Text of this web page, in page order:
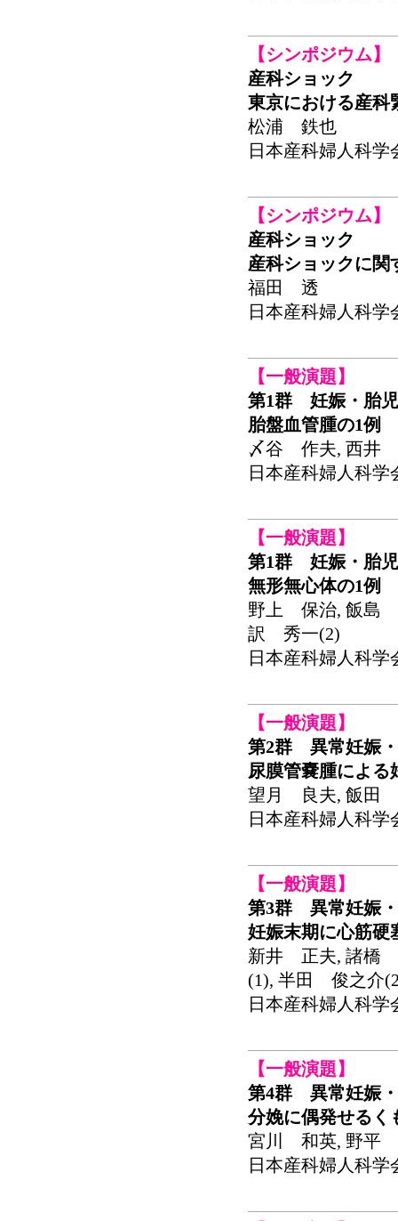
【シンポジウム】
産科ショック
東京における産科
松浦 鉄也
日本産科婦人科学
【シンポジウム】
産科ショック
産科ショックに関
福田 透
日本産科婦人科学
【一般演題】
第1群 妊娠・胎
胎盤血管腫の1例
〆谷 作夫, 西井
日本産科婦人科学
【一般演題】
第1群 妊娠・胎
無形無心体の1例
野上 保治, 飯島
訳 秀一(2)
日本産科婦人科学
【一般演題】
第2群 異常妊娠
尿膜管嚢腫による
望月 良夫, 飯田
日本産科婦人科学
【一般演題】
第3群 異常妊娠
妊娠末期に心筋硬
新井 正夫, 諸橋
(1), 半田 俊之介
日本産科婦人科学
【一般演題】
第4群 異常妊娠
分娩に偶発せるく
宮川 和英, 野平
日本産科婦人科学